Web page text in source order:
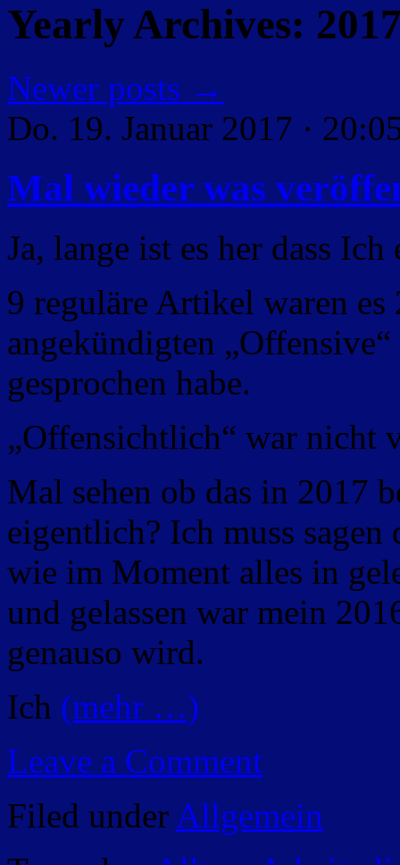
Yearly Archives:
Newer posts →
Do. 19. Januar 2017 ·
Mal wieder was
Ja, lange ist es her dass
9 reguläre Artikel waren
angekündigten
gesprochen habe.
„Offensichtlich“ war nicht
Mal sehen ob das in 2017
eigentlich? Ich muss
wie im Moment alles in
und gelassen war mein
genauso wird.
Ich (mehr …)
Leave a Comment
Filed under Allgemein